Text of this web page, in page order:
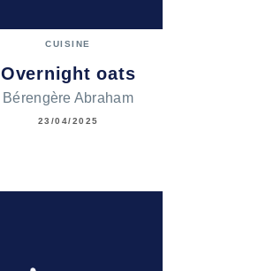
CUISINE
Overnight oats
Bérengère Abraham
23/04/2025